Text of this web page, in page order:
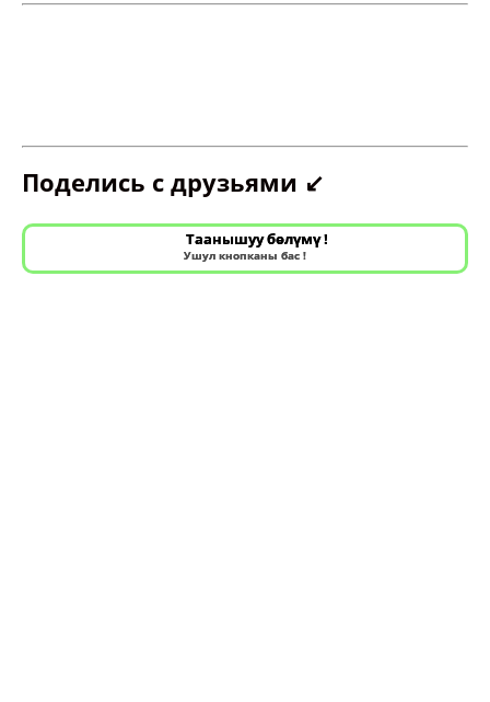
Поделись с друзьями ↙️
Таанышуу бөлүмү !
Ушул кнопканы бас !